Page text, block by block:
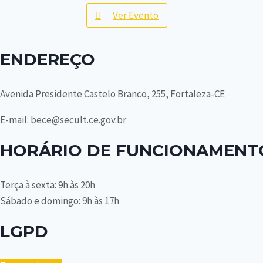
Ver Evento
ENDEREÇO
Avenida Presidente Castelo Branco, 255, Fortaleza-CE
E-mail: bece@secult.ce.gov.br
HORÁRIO DE
Terça à sexta: 9h às 20h
Sábado e domingo: 9h às 17h
LGPD